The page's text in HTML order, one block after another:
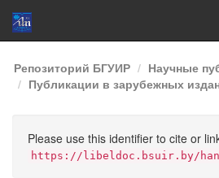
Skip
navigation
Репозиторий БГУИР
Научные
Публикации в зарубежных
Please use this identifier to cite or
https://libeldoc.bsuir.by/